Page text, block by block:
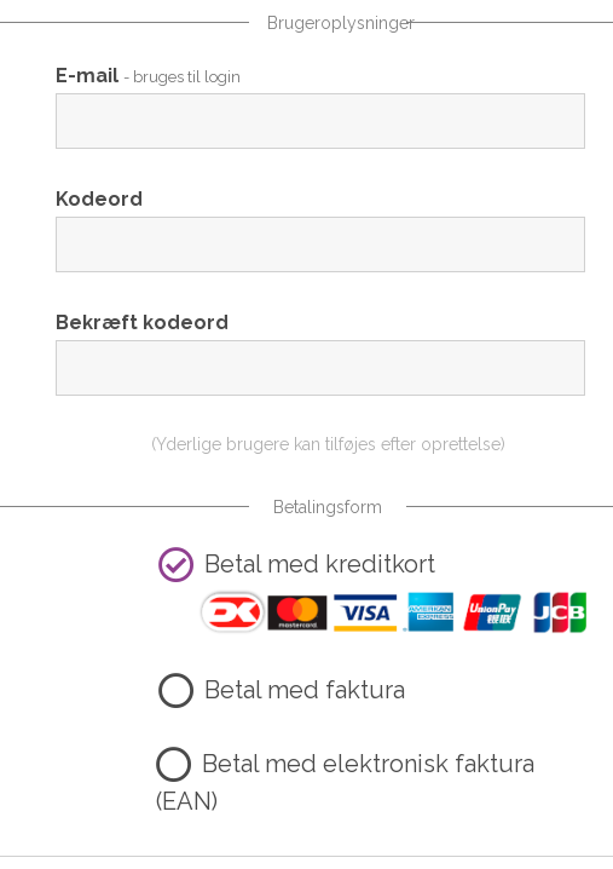
Brugeroplysninger
E-mail - bruges til login
Kodeord
Bekræft kodeord
(Yderlige brugere kan tilføjes efter oprettelse)
Betalingsform
Betal med kreditkort
Betal med faktura
Betal med elektronisk faktura
(EAN)